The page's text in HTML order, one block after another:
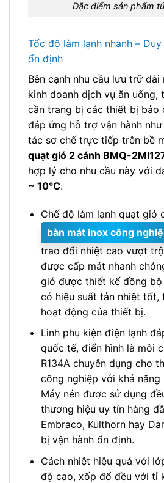
Đặc điểm sản phẩm
Tốc độ làm lạnh nhanh –
ổn định
Bên cạnh nhu cầu lưu trữ dài
kinh doanh dịch vụ ăn uống,
cần trang bị các thiết bị bảo
đáp ứng hỗ trợ vận hành
tác sơ chế trực tiếp trên bề
quạt gió 2 cánh BMQ-
hợp lý cho nhu cầu này với
~ 10℃.
Chế độ làm lạnh quạt gió
bàn mát inox công
trao đổi nhiệt cao vượt
được cấp mát nhanh
gió được thiết kế đồng bộ
có hiệu suất tản nhiệt tốt,
hoạt động của thiết bị.
Linh phụ kiện điện lạnh
quốc tế, điển hình là môi
R134A chuyên dụng cho
công nghiệp với khả năng
Máy nén được sử dụng
thương hiệu uy tín hàng
Embraco, Kulthorn hay
bị vận hành ổn định.
Cách nhiệt hiệu quả với
độ cao, xốp đổ đều với tỉ